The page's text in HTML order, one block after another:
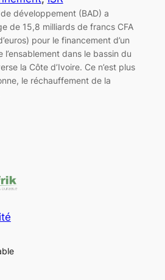
développement (BAD) a
de 15,8 milliards de francs CFA
pour le financement d’un
dans le bassin du
la Côte d’Ivoire. Ce n’est plus
le réchauffement de la